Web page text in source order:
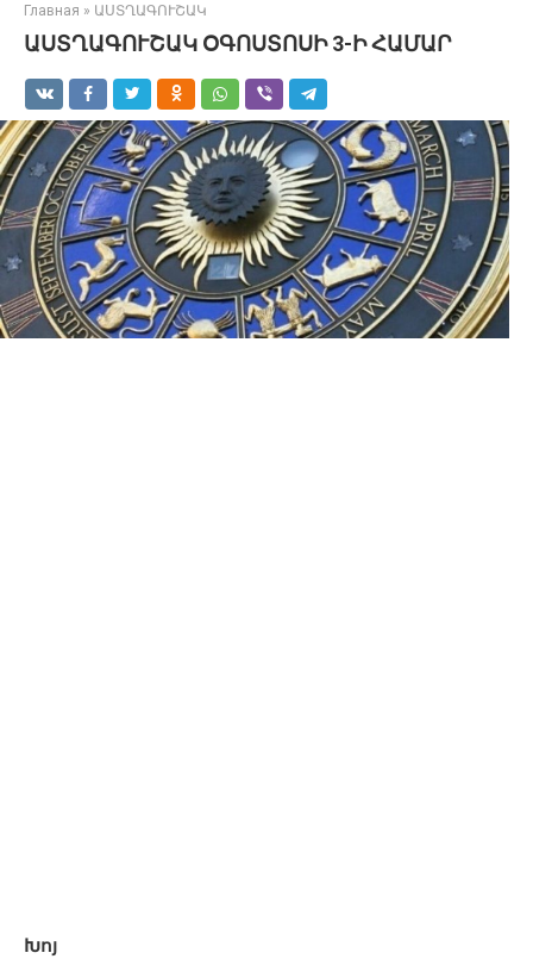
Главная » ԱՍՏՂԱԳՈՒՇԱԿ
ԱՍՏՂԱԳՈՒՇԱԿ ՕԳՈՍՏՈՍԻ 3-Ի ՀԱՄԱՐ
Խոյ